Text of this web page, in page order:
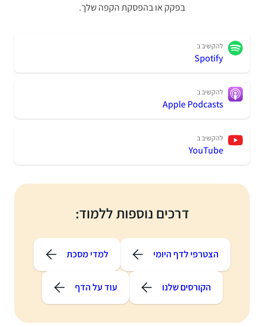
בפקק או בהפסקת הקפה שלך.
להקשיב ב
Spotify
להקשיב ב
Apple Podcasts
להקשיב ב
YouTube
דרכים נוספות ללמוד:
הצטרפי לדף היומי למדי מסכת
הקורסים שלנו עוד על הדף